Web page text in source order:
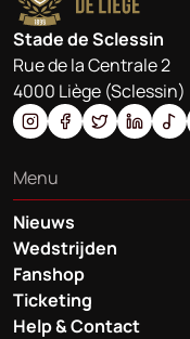
Stade de Sclessin
Rue de la Centrale 2
4000 Liège (Sclessin)
Menu
Nieuws
Wedstrijden
Fanshop
Ticketing
Help & Contact